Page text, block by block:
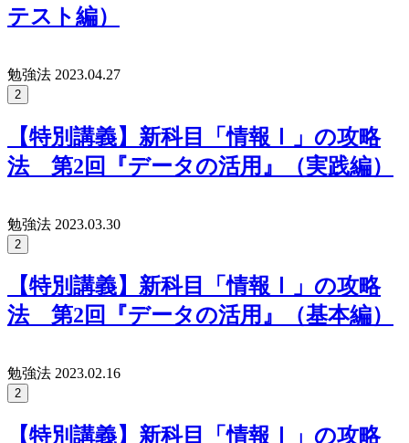
テスト編）
勉強法 2023.04.27
2
【特別講義】新科目「情報Ⅰ」の攻略
法 第2回『データの活用』（実践編）
勉強法 2023.03.30
2
【特別講義】新科目「情報Ⅰ」の攻略
法 第2回『データの活用』（基本編）
勉強法 2023.02.16
2
【特別講義】新科目「情報Ⅰ」の攻略